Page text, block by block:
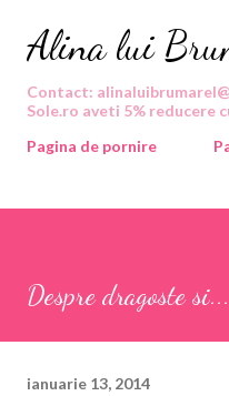
Treceți la
Alina lui
Contact:
Sole.ro aveti 5% reducere
Pagina de pornire
Despre dragoste
ianuarie 13, 2014